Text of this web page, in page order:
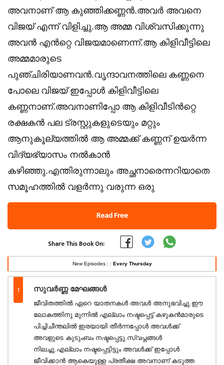
അവനാണ് ആ കുഞ്ഞിക്കണ്ണൻ.അവർ അവനെ
വിജയ് എന്ന് വിളിച്ചു.ആ അമ്മ വിശ്വസിക്കുന്നു
അവൻ എൻറ്റെ വിജയമാണെന്ന്.ആ കിളിവീട്ടിലെ
അമ്മമാരുടെ
പുഞ്ചിരിയാണവൻ.വൃന്ദാവനത്തിലെ കണ്ണനെ
പോലെ വിജയ് ഇപ്പോൾ കിളിവീട്ടിലെ
കണ്ണനാണ്.അവനാണിപ്പോ ആ കിളിവീടിൻറ്റെ
രക്ഷകൻ പല ട്രസ്റ്റുകളുടെയും മറ്റും
ആനുകൂല്യത്തിൽ ആ അമ്മക്ക് കണ്ണന് ഉയർന്ന
വിദ്യഭ്യാസം നൽകാൻ
കഴിഞ്ഞു.എന്തിരുന്നാലും അച്ഛനാരെന്നറിയാതെ
സമൂഹത്തിൽ വളർന്നു വരുന്ന ഒരു
Read Free
Share This Book On:
New Episodes : : Every Thursday
1 സുവർണ്ണ മേഘങ്ങൾ
ജീവിതത്തിൽ ഏറെ യാതനകൾ അവൾ അനുഭവിച്ചു.ഈ
ലോകത്തിനു മുന്നിൽ എല്ലാം നഷ്ടപ്പെട്ട് കഴുകൻമാരുടെ
പിച്ചിചീന്തലിൽ ഇരയായി തീർന്നപ്പോൾ അവൾക്ക്
അവളുടെ കുടുംബം നഷ്ടപ്പെട്ടു.സ്വപ്നങ്ങൾ
നിലച്ചു.എല്ലാം നഷ്ടപ്പെട്ടിട്ടും അവൾക്ക് ഇപ്പോൾ
ജീവിക്കാൻ ആകെയുള്ള പ്രതീക്ഷ അവനാണ് കടുത്ത